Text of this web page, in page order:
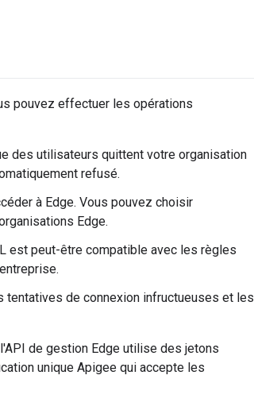
pouvez effectuer les opérations
des utilisateurs quittent votre organisation
refusé.
à Edge. Vous pouvez choisir
Edge.
est peut-être compatible avec les règles
de connexion infructueuses et les
de gestion Edge utilise des jetons
unique Apigee qui accepte les